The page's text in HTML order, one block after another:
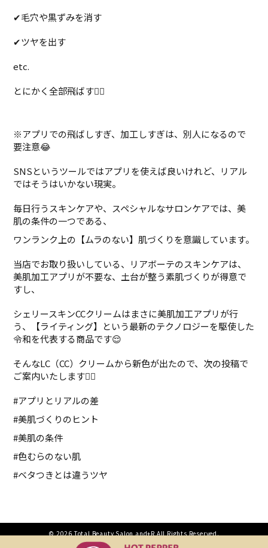
✔︎毛穴や黒ずみを消す
✔︎ツヤを出す
etc.
とにかく全部飛ばす💁‍♀
※アプリでの飛ばしすぎ、加工しすぎは、別人になるので
要注意😂
SNSというツールではアプリを使えば良いけれど、リアル
ではそうはいかない現実。
毎日行うスキンケアや、スペシャルなサロンケアでは、美
肌の条件の一つである、
ワンランク上の【ムラのない】肌づくりを意識しています。
当店でお取り扱いしている、リアボーテのスキンケアは、
美肌加工アプリが不要な、土台が整う素肌づくりが得意で
すし、
シェリースキンCCクリームはまさに美肌加工アプリが行
う、【ライティング】という最新のテクノロジーを駆使した
令和を代表する商品です😌
そんなLC（CC）クリームから新色が出たので、次の投稿で
ご案内いたします💁‍♀️
#アプリとリアルの差
#美肌づくりのヒント
#美肌の条件
#色むらのない肌
#ベタつきとは違うツヤ
©2026 Total Beauty Salon and+R All Rights Reserved.